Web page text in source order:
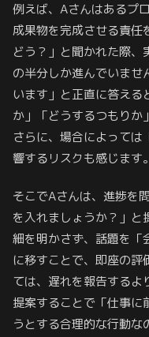
例えば、Aさんはあるプ
成果物を完成させる責任
どう？」と聞かれた際
の半分しか進んでいませ
います」と正直に答え
か」「どうするつもりか
さらに、場合によって
響するリスクも感じます。
そこでAさんは、進捗を
を入れましょうか？」と
細を明かさず、話題を「
に移すことで、即座の評
ては、遅れを報告するよ
提案することで「仕事に
うとする合理的な行動な